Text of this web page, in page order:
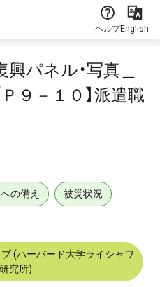
ヘルプEnglish
パネル・写真＿
９－１０】派遣職
の備え 被災状況
(ハーバード大学ライシャワ
究所)